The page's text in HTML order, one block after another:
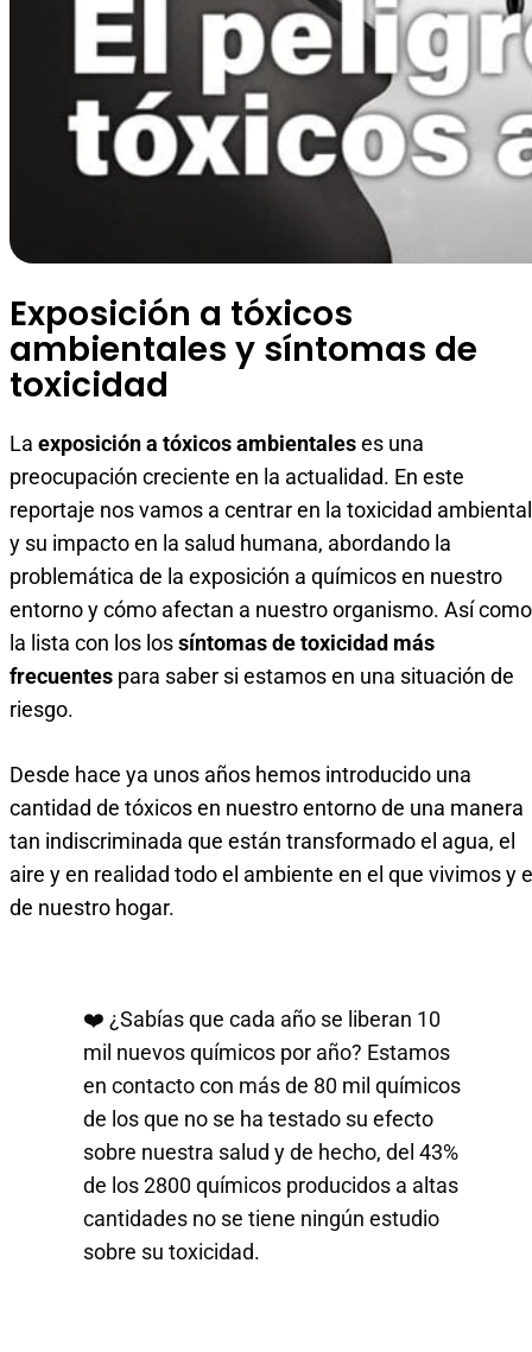
Exposición a tóxicos
ambientales y síntomas de
toxicidad
La exposición a tóxicos ambientaleses una
preocupación creciente en la actualidad. En este
reportaje nos vamos a centrar en la toxicidad ambiental
y su impacto en la salud humana, abordando la
problemática de la exposición a químicos en nuestro
entorno y cómo afectan a nuestro organismo. Así como
la lista con los lossíntomas de toxicidad más
frecuentes para saber si estamos en una situación de
riesgo.
Desde hace ya unos años hemos introducido una
cantidad de tóxicos en nuestro entorno de una manera
tan indiscriminada que están transformado el agua, el
aire y en realidad todo el ambiente en el que vivimos y
de nuestro hogar.
❤️ ¿Sabías que cada año se liberan 10
mil nuevos químicos por año? Estamos
en contacto con más de 80 mil químicos
de los que no se ha testado su efecto
sobre nuestra salud y de hecho, del 43%
de los 2800 químicos producidos a altas
cantidades no se tiene ningún estudio
sobre su toxicidad.